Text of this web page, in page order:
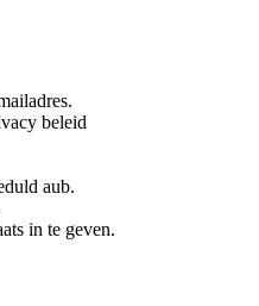
beleid
aub.
in te geven.